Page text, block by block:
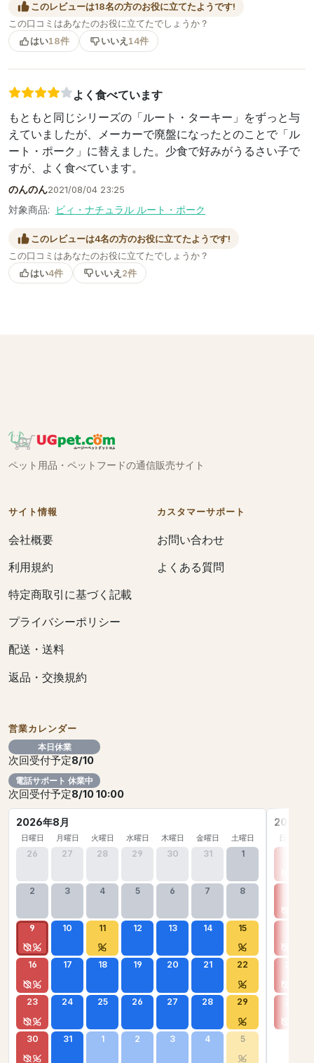
このレビューは18名の方のお役に立てたようです!
この口コミはあなたのお役に立てたでしょうか？
はい18件 いいえ 14件
よく食べています
もともと同じシリーズの「ルート・ターキー」をずっと与
えていましたが、メーカーで廃盤になったとのことで「ル
ート・ポーク」に替えました。少食で好みがうるさい子で
すが、よく食べています。
のんのん2021/08/04 23:25
対象商品: ビィ・ナチュラル ルート・ポーク
このレビューは4名の方のお役に立てたようです!
この口コミはあなたのお役に立てたでしょうか？
はい4件 いいえ 2件
ペット用品・ペットフードの通信販売サイト
サイト情報
会社概要
利用規約
特定商取引に基づく記載
プライバシーポリシー
配送・送料
返品・交換規約
カスタマーサポート
お問い合わせ
よくある質問
営業カレンダー
本日休業
次回受付予定8/10
電話サポート 休業中
次回受付予定8/10 10:00
2026年8月
日曜日 月曜日 火曜日 水曜日 木曜日 金曜日 土曜日
26 27 28 29 30 31 1
2 3 4 5 6 7 8
9 10 11 12 13 14 15
16 17 18 19 20 21 22
23 24 25 26 27 28 29
30 31 1 2 3 4 5
2026年
日曜日